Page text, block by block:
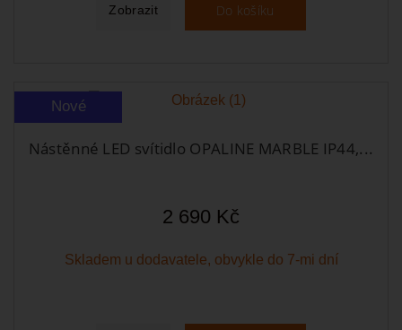
Zobrazit Do košíku
Nové
Nástěnné LED svítidlo OPALINE MARBLE IP44,...
2 690 Kč
Skladem u dodavatele, obvykle do 7-mi dní